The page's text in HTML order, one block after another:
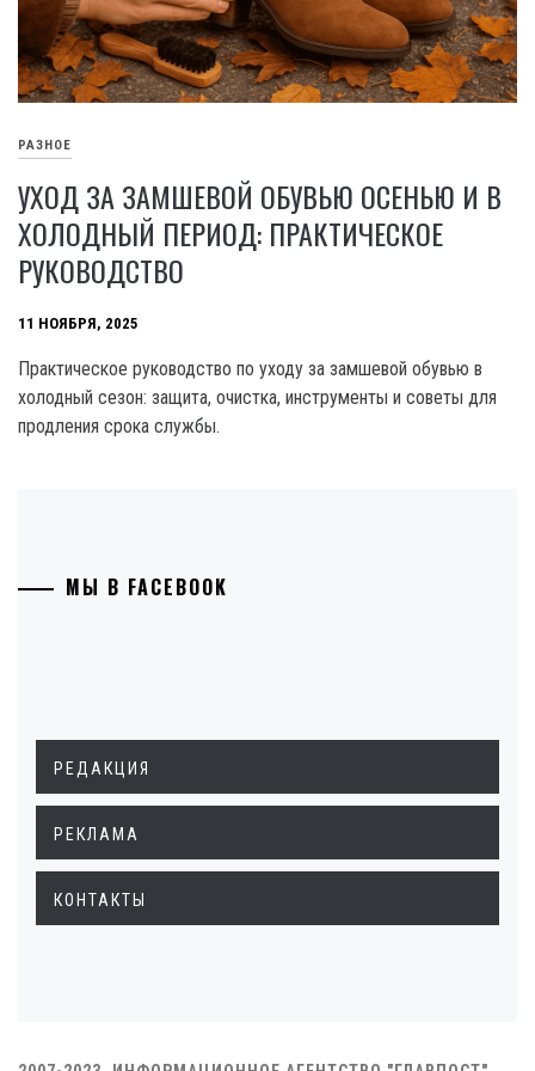
РАЗНОЕ
УХОД ЗА ЗАМШЕВОЙ ОБУВЬЮ ОСЕНЬЮ И В
ХОЛОДНЫЙ ПЕРИОД: ПРАКТИЧЕСКОЕ
РУКОВОДСТВО
11 НОЯБРЯ, 2025
Практическое руководство по уходу за замшевой обувью в
холодный сезон: защита, очистка, инструменты и советы для
продления срока службы.
МЫ В FACEBOOK
РЕДАКЦИЯ
РЕКЛАМА
КОНТАКТЫ